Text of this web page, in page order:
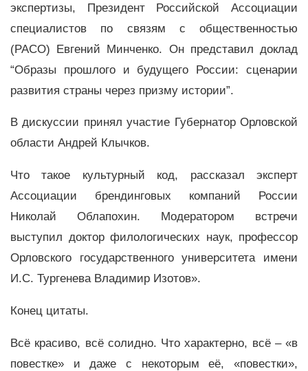
экспертизы, Президент Российской Ассоциации
специалистов по связям с общественностью
(РАСО) Евгений Минченко. Он представил доклад
“Образы прошлого и будущего России: сценарии
развития страны через призму истории”.
В дискуссии принял участие Губернатор Орловской
области Андрей Клычков.
Что такое культурный код, рассказал эксперт
Ассоциации брендинговых компаний России
Николай Облапохин. Модератором встречи
выступил доктор филологических наук, профессор
Орловского государственного университета имени
И.С. Тургенева Владимир Изотов».
Конец цитаты.
Всё красиво, всё солидно. Что характерно, всё – «в
повестке» и даже с некоторым её, «повестки»,